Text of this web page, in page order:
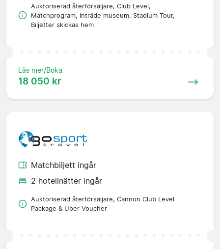
Auktoriserad återförsäljare, Club Level,
Matchprogram, Inträde museum, Stadium Tour,
Biljetter skickas hem
Läs mer/Boka
18 050 kr
Matchbiljett ingår
2 hotellnätter ingår
Auktoriserad återförsäljare, Cannon Club Level
Package & Uber Voucher